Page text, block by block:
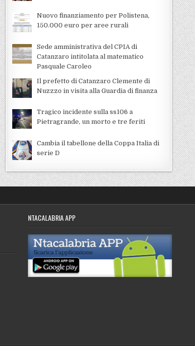
Nuovo finanziamento per Polistena,
150.000 euro per aree rurali
Sede amministrativa del CPIA di
Catanzaro intitolata al matematico
Pasquale Caroleo
Il prefetto di Catanzaro Clemente di
Nuzzzo in visita alla Guardia di finanza
Tragico incidente sulla ss106 a
Pietragrande, un morto e tre feriti
Cambia il tabellone della Coppa Italia di
serie D
NTACALABRIA APP